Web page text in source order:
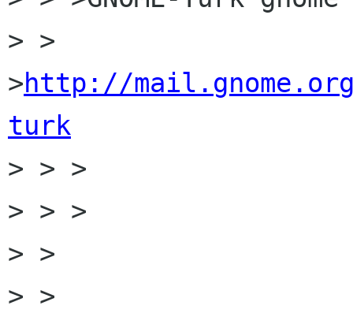
> >
>http://
turk
> > >
> > >
> >
> >